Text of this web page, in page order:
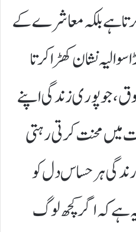
کرتا ہے بلکہ معاشرے کے
نشان کھڑا کرتا
جو پوری زندگی اپنے
میں محنت کرتی رہتی
ہر حساس دل کو
ہے کہ اگر کچھ لوگ